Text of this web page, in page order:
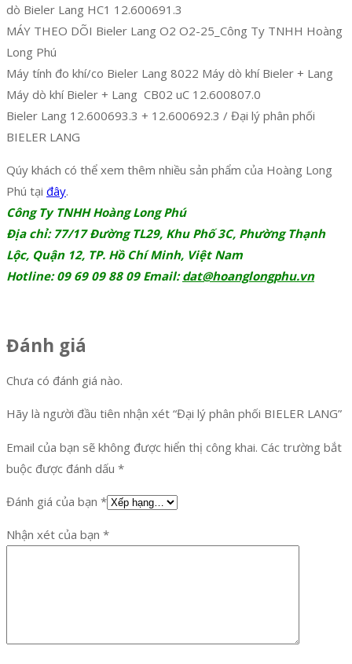
dò Bieler Lang HC1 12.600691.3
MÁY THEO DÕI Bieler Lang O2 O2-25_Công Ty TNHH Hoàng
Long Phú
Máy tính đo khí/co Bieler Lang 8022 Máy dò khí Bieler + Lang
Máy dò khí Bieler + Lang CB02 uC 12.600807.0
Bieler Lang 12.600693.3 + 12.600692.3 / Đại lý phân phối
BIELER LANG
Qúy khách có thể xem thêm nhiều sản phẩm của Hoàng Long
Phú tại đây.
Công Ty TNHH Hoàng Long Phú
Địa chỉ: 77/17 Đường TL29, Khu Phố 3C, Phường Thạnh
Lộc, Quận 12, TP. Hồ Chí Minh, Việt Nam
Hotline: 09 69 09 88 09 Email:dat@hoanglongphu.vn
Đánh giá
Chưa có đánh giá nào.
Hãy là người đầu tiên nhận xét “Đại lý phân phối BIELER LANG”
Email của bạn sẽ không được hiển thị công khai. Các trường bắt
buộc được đánh dấu *
Đánh giá của bạn *
Nhận xét của bạn *